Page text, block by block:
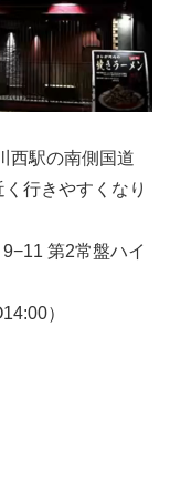
西駅の南側国道
行きやすくなり
第2常盤ハイ
）